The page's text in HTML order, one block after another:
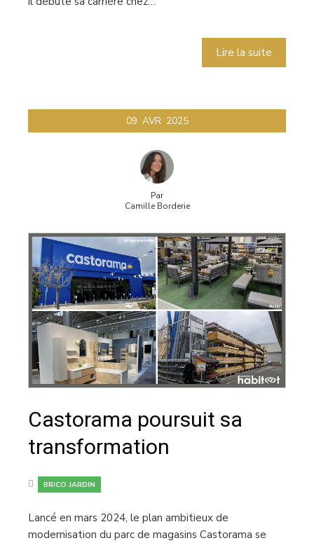
Lire la suite
09 AVR 2025
Par
Camille Borderie
Castorama poursuit sa
transformation
BRICO JARDIN
Lancé en mars 2024, le plan ambitieux de
modernisation du parc de magasins Castorama se